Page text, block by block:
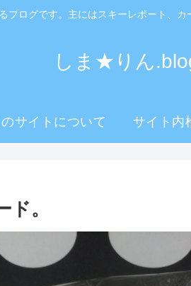
ブログです。主にはスキーレポート、
しま★りん
のサイトについて サイト内
。